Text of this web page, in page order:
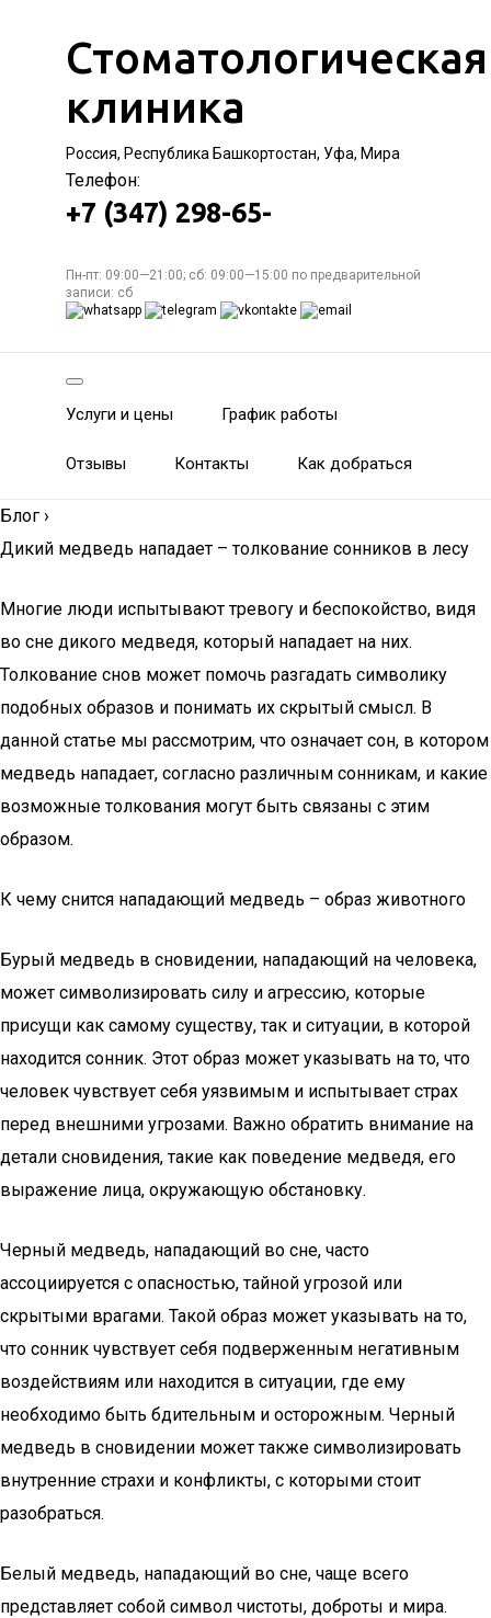
Стоматологическая
клиника
Россия, Республика Башкортостан, Уфа, Мира
Телефон:
+7 (347) 298-65-
Пн-пт: 09:00—21:00; сб: 09:00—15:00 по предварительной
записи: сб
Услуги и цены График работы
Отзывы Контакты Как добраться
Блог ›
Дикий медведь нападает – толкование сонников в лесу
Многие люди испытывают тревогу и беспокойство, видя
во сне дикого медведя, который нападает на них.
Толкование снов может помочь разгадать символику
подобных образов и понимать их скрытый смысл. В
данной статье мы рассмотрим, что означает сон, в котором
медведь нападает, согласно различным сонникам, и какие
возможные толкования могут быть связаны с этим
образом.
К чему снится нападающий медведь – образ животного
Бурый медведь в сновидении, нападающий на человека,
может символизировать силу и агрессию, которые
присущи как самому существу, так и ситуации, в которой
находится сонник. Этот образ может указывать на то, что
человек чувствует себя уязвимым и испытывает страх
перед внешними угрозами. Важно обратить внимание на
детали сновидения, такие как поведение медведя, его
выражение лица, окружающую обстановку.
Черный медведь, нападающий во сне, часто
ассоциируется с опасностью, тайной угрозой или
скрытыми врагами. Такой образ может указывать на то,
что сонник чувствует себя подверженным негативным
воздействиям или находится в ситуации, где ему
необходимо быть бдительным и осторожным. Черный
медведь в сновидении может также символизировать
внутренние страхи и конфликты, с которыми стоит
разобраться.
Белый медведь, нападающий во сне, чаще всего
представляет собой символ чистоты, доброты и мира.